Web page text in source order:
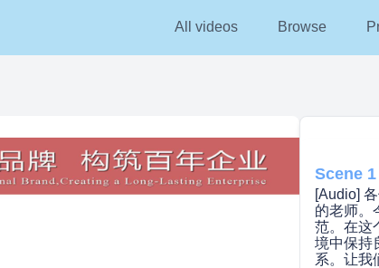
All videos Browse
Scene 1
[Audio]
的老师。
范。在这
境中保持
系。让我